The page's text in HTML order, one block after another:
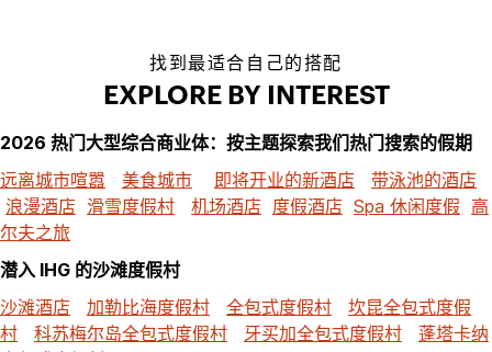
找到最适合自己的搭配
EXPLORE BY INTEREST
2026 热门大型综合商业体：按主题探索我们热门搜索的假期
远离城市喧嚣
美食城市 即将开业的新酒店
带泳池的酒店
浪漫酒店 滑雪度假村 机场酒店 度假酒店 Spa 休闲度假 高
尔夫之旅
潜入 IHG 的沙滩度假村
沙滩酒店
加勒比海度假村 全包式度假村
坎昆全包式度假
村
科苏梅尔岛全包式度假村 牙买加全包式度假村
蓬塔卡纳